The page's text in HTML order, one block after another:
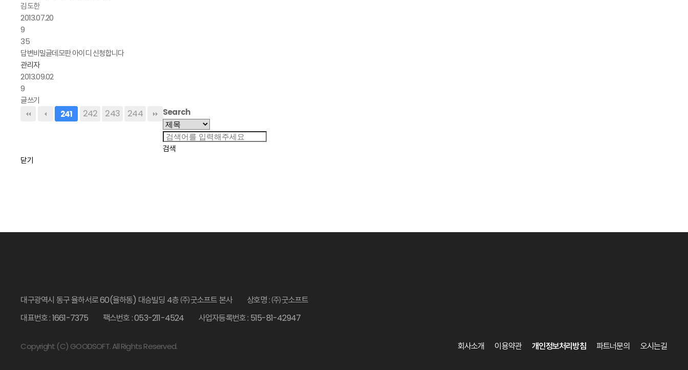
김도한
2013.07.20
9
35
답변비밀글데모판 아이디 신청합니다
관리자
2013.09.02
9
글쓰기
241
242 243 244 Search
검색
닫기
대구광역시 동구 율하서로 60(율하동) 대승빌딩 4층 ㈜굿소프트 본사
상호명 : ㈜굿소프트
대표번호 : 1661-7375
팩스번호 : 053-211-4524 사업자등록번호 : 515-81-42947
Copyright (C) GOODSOFT. All Rights Reserved. 회사소개 이용약관 개인정보처리방침 파트너문의 오시는길